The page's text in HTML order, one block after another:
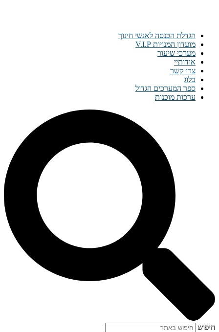
הגדלת הכנסה לאנשי חינוך
מועדון המנויות V.I.P
מערכי שיעור
אודותיי
צרו קשר
בלוג
ספר המערכים הגדול
ערכות מוכנות
חיפוש